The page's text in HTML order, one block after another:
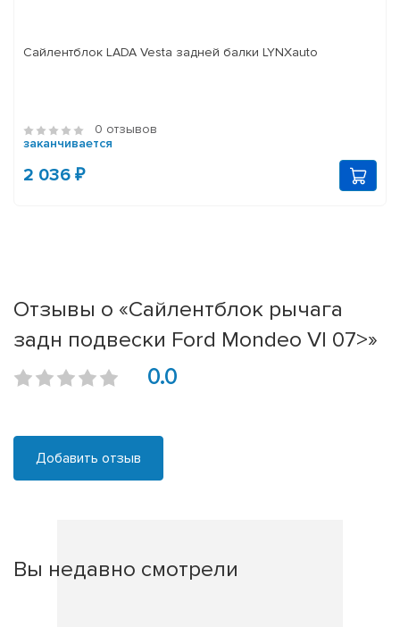
Сайлентблок LADA Vesta задней балки LYNXauto
0 отзывов
заканчивается
2 036 ₽
Отзывы о «Сайлентблок рычага
задн подвески Ford Mondeo VI 07>»
0.0
Добавить отзыв
Вы недавно смотрели